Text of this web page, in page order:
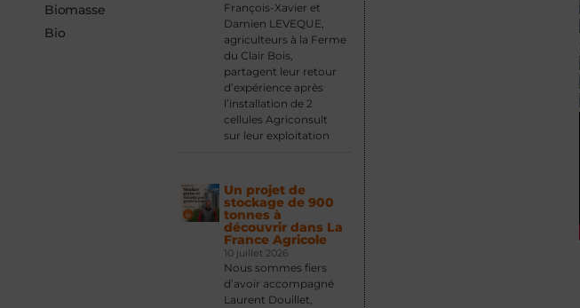
Biomasse
Bio
François-Xavier et
Damien LEVEQUE,
agriculteurs à la Ferme
du Clair Bois,
partagent leur retour
d’expérience après
l’installation de 2
cellules Agriconsult
sur leur exploitation
Un projet de
stockage de 900
tonnes à
découvrir dans La
France Agricole
10 juillet 2026
Nous sommes fiers
d’avoir accompagné
Laurent Douillet,